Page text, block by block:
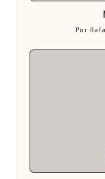
Por